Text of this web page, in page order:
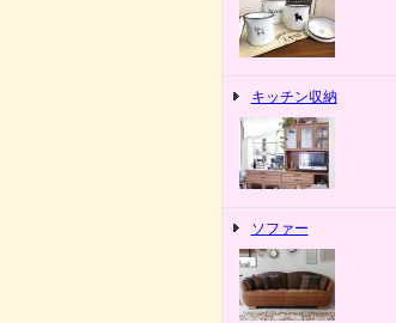
キッチン収納
ソファー